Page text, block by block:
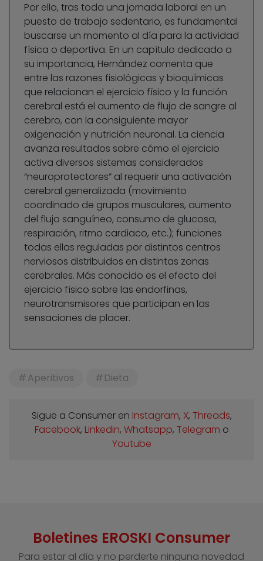
Por ello, tras toda una jornada laboral en un
puesto de trabajo sedentario, es fundamental
buscarse un momento al día para la actividad
física o deportiva. En un capítulo dedicado a
su importancia, Hernández comenta que
entre las razones fisiológicas y bioquímicas
que relacionan el ejercicio físico y la función
cerebral está el aumento de flujo de sangre al
cerebro, con la consiguiente mayor
oxigenación y nutrición neuronal. La ciencia
avanza resultados sobre cómo el ejercicio
activa diversos sistemas considerados
“neuroprotectores” al requerir una activación
cerebral generalizada (movimiento
coordinado de grupos musculares, aumento
del flujo sanguíneo, consumo de glucosa,
respiración, ritmo cardiaco, etc.); funciones
todas ellas reguladas por distintos centros
nerviosos distribuidos en distintas zonas
cerebrales. Más conocido es el efecto del
ejercicio físico sobre las endorfinas,
neurotransmisores que participan en las
sensaciones de placer.
Aperitivos Dieta
Sigue a Consumer en Instagram, X, Threads,
Facebook, Linkedin, Whatsapp, Telegram o
Youtube
Boletines EROSKI Consumer
Para estar al día y no perderte ninguna novedad